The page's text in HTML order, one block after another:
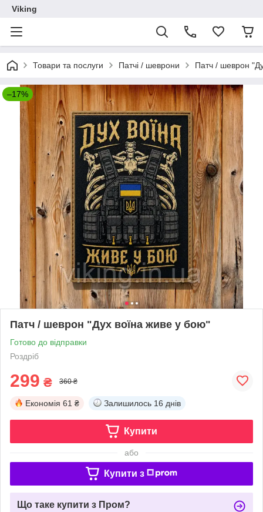
Viking
Товари та послуги Патчі / шеврони Патч / шеврон
–17%
Патч / шеврон "Дух воїна живе у бою"
Готово до відправки
Роздріб
299 ₴ 360 ₴
Економія 61 ₴ Залишилось 16 днів
Купити
або
Купити з
Що таке купити з Пром?